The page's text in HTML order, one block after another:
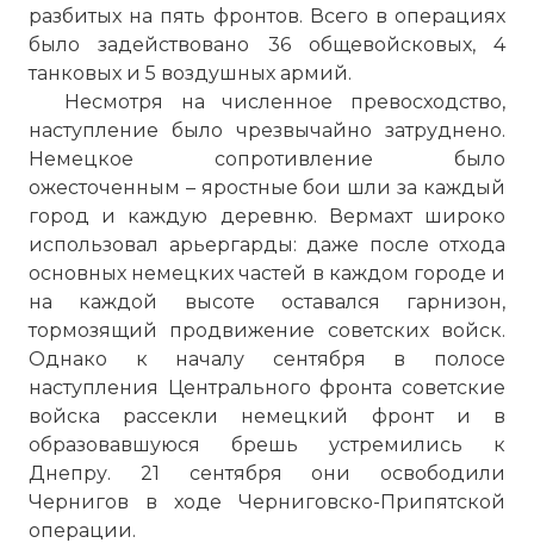
разбитых на пять фронтов. Всего в операциях
было задействовано 36 общевойсковых, 4
танковых и 5 воздушных армий.
Несмотря на численное превосходство,
наступление было чрезвычайно затруднено.
Немецкое сопротивление было
ожесточенным – яростные бои шли за каждый
город и каждую деревню. Вермахт широко
использовал арьергарды: даже после отхода
основных немецких частей в каждом городе и
на каждой высоте оставался гарнизон,
тормозящий продвижение советских войск.
Однако к началу сентября в полосе
наступления Центрального фронта советские
войска рассекли немецкий фронт и в
образовавшуюся брешь устремились к
Днепру. 21 сентября они освободили
Чернигов в ходе Черниговско-Припятской
операции.